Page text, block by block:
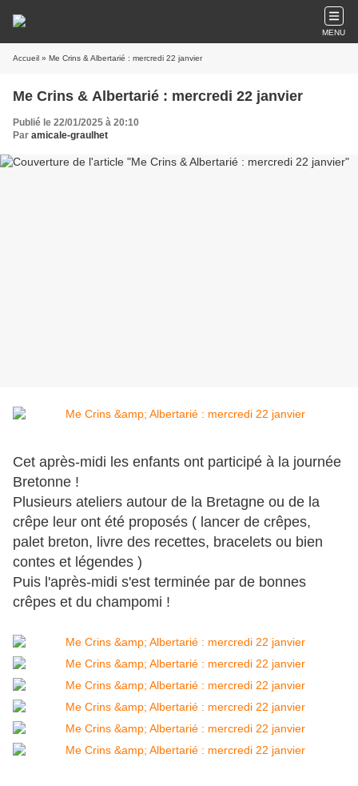
MENU
Accueil » Me Crins & Albertarié : mercredi 22 janvier
Me Crins & Albertarié : mercredi 22 janvier
Publié le 22/01/2025 à 20:10
Par amicale-graulhet
Cet après-midi les enfants ont participé à la journée
Bretonne !
Plusieurs ateliers autour de la Bretagne ou de la
crêpe leur ont été proposés ( lancer de crêpes,
palet breton, livre des recettes, bracelets ou bien
contes et légendes )
Puis l'après-midi s'est terminée par de bonnes
crêpes et du champomi !